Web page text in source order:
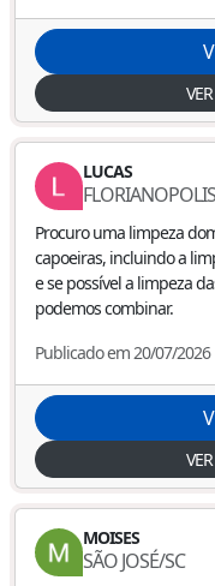
LUCAS
FLORIANOPOLIS
Procuro uma limpeza
capoeiras, incluindo a
e se possível a limpeza
podemos combinar.
Publicado em 20/07/2026
MOISES
SÃO JOSÉ/SC